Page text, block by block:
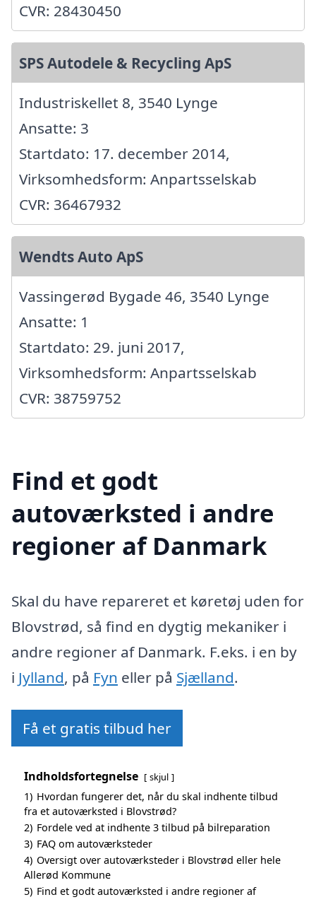
CVR: 28430450
SPS Autodele & Recycling ApS
Industriskellet 8, 3540 Lynge
Ansatte: 3
Startdato: 17. december 2014,
Virksomhedsform: Anpartsselskab
CVR: 36467932
Wendts Auto ApS
Vassingerød Bygade 46, 3540 Lynge
Ansatte: 1
Startdato: 29. juni 2017,
Virksomhedsform: Anpartsselskab
CVR: 38759752
Find et godt
autoværksted i andre
regioner af Danmark
Skal du have repareret et køretøj uden for
Blovstrød, så find en dygtig mekaniker i
andre regioner af Danmark. F.eks. i en by
i Jylland, på Fyn eller på Sjælland.
Få et gratis tilbud her
Indholdsfortegnelse skjul
1) Hvordan fungerer det, når du skal indhente tilbud
fra et autoværksted i Blovstrød?
2) Fordele ved at indhente 3 tilbud på bilreparation
3) FAQ om autoværksteder
4) Oversigt over autoværksteder i Blovstrød eller hele
Allerød Kommune
5) Find et godt autoværksted i andre regioner af